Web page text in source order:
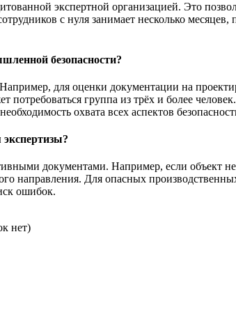
экспертной организацией. Это
с нуля занимает несколько
безопасности?
для оценки документации на
потребоваться группа из трёх и более
охвата всех аспектов
документами. Например, если объект
направления. Для опасных
ошибок.
нет)